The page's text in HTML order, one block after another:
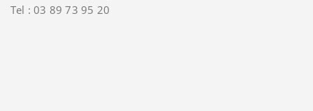
Tel : 03 89 73 95 20